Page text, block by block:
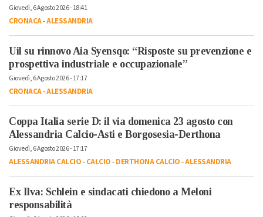
Giovedì, 6 Agosto 2026 - 18:41
CRONACA-ALESSANDRIA
Uil su rinnovo Aia Syensqo: “Risposte su prevenzione e
prospettiva industriale e occupazionale”
Giovedì, 6 Agosto 2026 - 17:17
CRONACA-ALESSANDRIA
Coppa Italia serie D: il via domenica 23 agosto con
Alessandria Calcio-Asti e Borgosesia-Derthona
Giovedì, 6 Agosto 2026 - 17:17
ALESSANDRIA CALCIO-CALCIO-DERTHONA CALCIO-ALESSANDRIA
Ex Ilva: Schlein e sindacati chiedono a Meloni
responsabilità